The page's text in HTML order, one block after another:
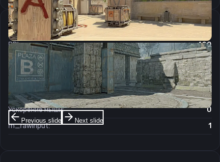
Previous slide Next slide
Настройки мыши
DPI:
400
Чувствительность мыши в игре:
1.8
Чувствительность мыши в зуме:
1
Чувствительность мыши в Windows:
6/11
Ускорение мыши:
0
m_rawinput:
1